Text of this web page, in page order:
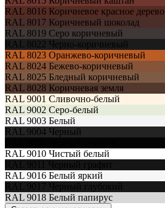
RAL 8016 Коричневое красное дерево
RAL 8017 Коричневый шоколад
RAL 8019 Серо коричневый
RAL 8022 Черно-коричневый
RAL 8023 Оранжево-коричневый
RAL 8024 Бежево-коричневый
RAL 8025 Бледный коричневый
RAL 8028 Коричневая земля
RAL 9001 Сливочно-белый
RAL 9002 Серо-белый
RAL 9003 Белый
RAL 9004 Черный
RAL 9010 Чистый белый
RAL 9016 Белый яркий
RAL 9017 Черный глубокий
RAL 9018 Белый папирус